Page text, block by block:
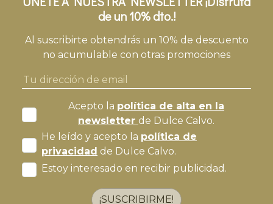
de un 10% dto.!
Al suscribirte obtendrás un 10% de descuento
no acumulable con otras promociones
Acepto la política de alta en la
newsletter de Dulce Calvo.
He leído y acepto la política de
privacidad de Dulce Calvo.
Estoy interesado en recibir publicidad.
¡SUSCRIBIRME!